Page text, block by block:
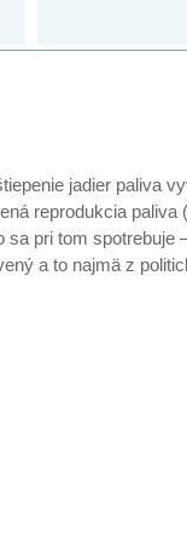
jadier paliva
reprodukcia paliva
pri tom
a to najmä z